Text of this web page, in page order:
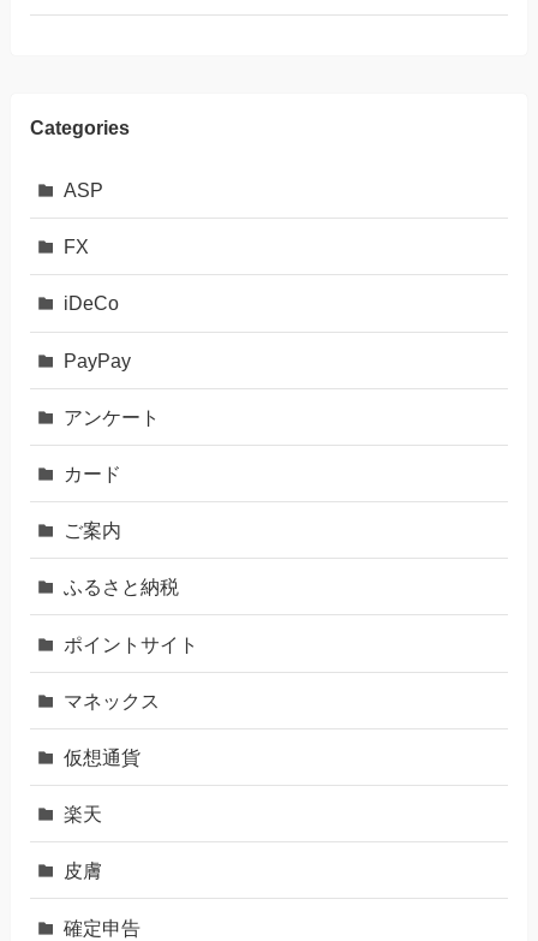
Categories
ASP
FX
iDeCo
PayPay
アンケート
カード
ご案内
ふるさと納税
ポイントサイト
マネックス
仮想通貨
楽天
皮膚
確定申告